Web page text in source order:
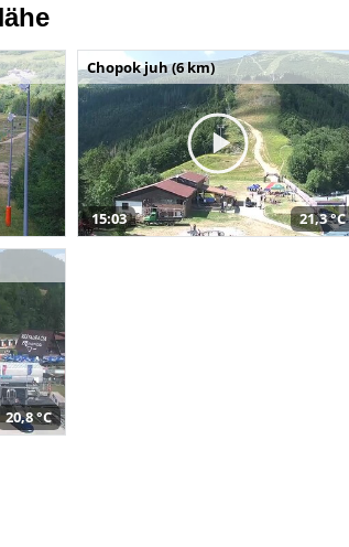
Chopok juh (6 km)
15:03 21,3 °C
20,8 °C